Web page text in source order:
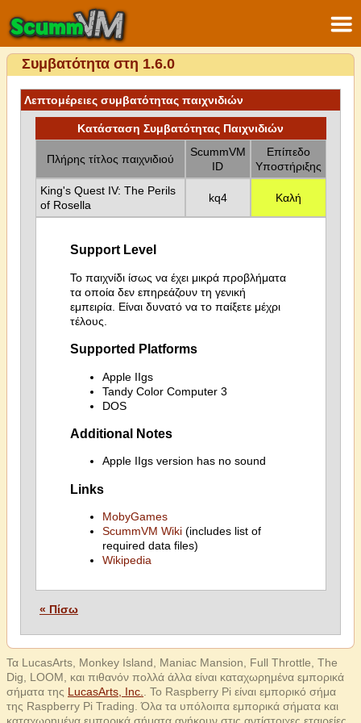
Συμβατότητα στη 1.6.0
Λεπτομέρειες συμβατότητας παιχνιδιών
Κατάσταση Συμβατότητας Παιχνιδιών
Πλήρης τίτλος παιχνιδιού
ScummVM
ID
Επίπεδο
Υποστήριξης
King's Quest IV: The Perils
of Rosella
kq4 Καλή
Support Level
Το παιχνίδι ίσως να έχει μικρά προβλήματα
τα οποία δεν επηρεάζουν τη γενική
εμπειρία. Είναι δυνατό να το παίξετε μέχρι
τέλους.
Supported Platforms
Apple IIgs
Tandy Color Computer 3
DOS
Additional Notes
Apple IIgs version has no sound
Links
MobyGames
ScummVM Wiki(includes list of
required data files)
Wikipedia
« Πίσω
Τα LucasArts, Monkey Island, Maniac Mansion, Full Throttle, The
Dig, LOOM, και πιθανόν πολλά άλλα είναι καταχωρημένα εμπορικά
σήματα της LucasArts, Inc.
. Το Raspberry Pi είναι εμπορικό σήμα
της Raspberry Pi Trading. Όλα τα υπόλοιπα εμπορικά σήματα και